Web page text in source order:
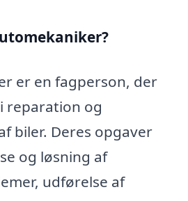
er en fagperson, der
reparation og
biler. Deres opgaver
og løsning af
udførelse af